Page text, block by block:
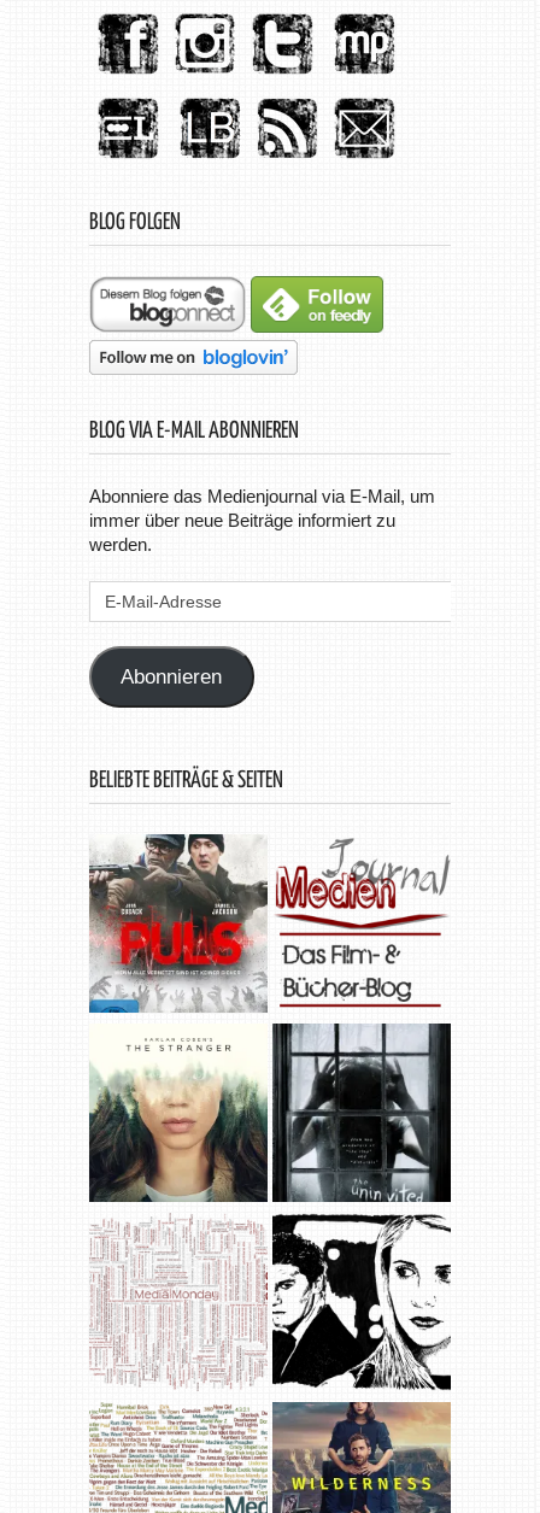
BLOG FOLGEN
BLOG VIA E-MAIL ABONNIEREN
Abonniere das Medienjournal via E-Mail, um
immer über neue Beiträge informiert zu
werden.
Mail-
Abonnieren
BELIEBTE BEITRÄGE & SEITEN